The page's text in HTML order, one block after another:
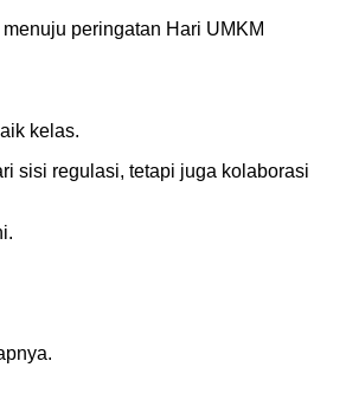
peringatan Hari UMKM
kelas.
sisi regulasi, tetapi juga kolaborasi